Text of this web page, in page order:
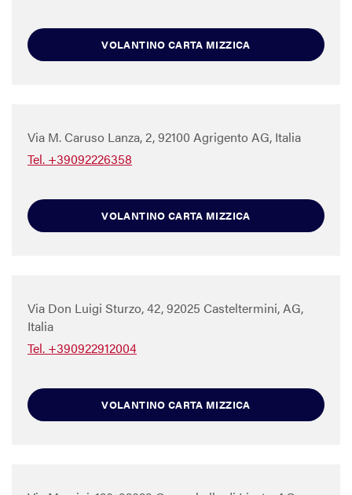
VOLANTINO CARTA MIZZICA
Via M. Caruso Lanza, 2, 92100 Agrigento AG, Italia
Tel. +39092226358
VOLANTINO CARTA MIZZICA
Via Don Luigi Sturzo, 42, 92025 Casteltermini, AG,
Italia
Tel. +390922912004
VOLANTINO CARTA MIZZICA